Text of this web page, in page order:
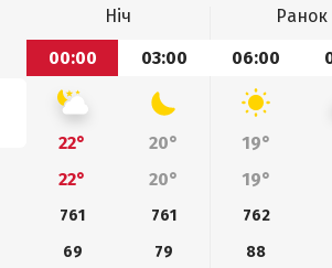
Ніч Ранок
00:00
03:00 06:00
22° 20° 19°
22°
20° 19°
761 761 762
69
79 88